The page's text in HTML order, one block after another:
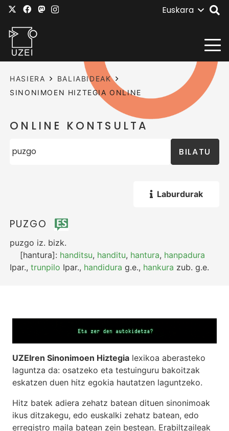
Euskara
HASIERA
BALIABIDEAK
SINONIMOEN HIZTEGIA ONLINE
ONLINE KONTSULTA
BILATU
Laburdurak
PUZGO
puzgo iz. bizk.
[hantura]: handitsu, handitu, hantura, hanpadura
Ipar.,trunpilo Ipar., handidura g.e., hankura zub. g.e.
UZEIren Sinonimoen Hiztegia lexikoa aberasteko
laguntza da: osatzeko eta testuinguru bakoitzak
eskatzen duen hitz egokia hautatzen laguntzeko.
Hitz batek adiera zehatz batean dituen sinonimoak
ikus ditzakegu, edo euskalki zehatz batean, edo
erregistro maila batean zein bestean. Erabiltzaileak